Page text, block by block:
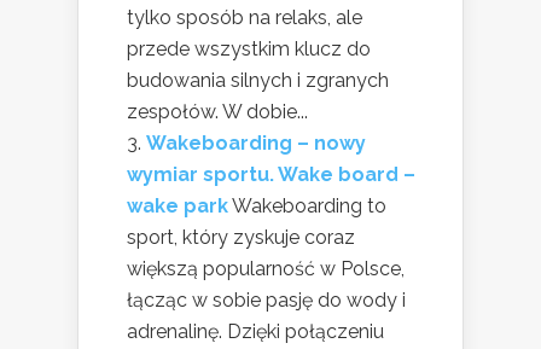
tylko sposób na relaks, ale
przede wszystkim klucz do
budowania silnych i zgranych
zespołów. W dobie...
Wakeboarding – nowy
wymiar sportu. Wake board –
wake parkWakeboarding to
sport, który zyskuje coraz
większą popularność w Polsce,
łącząc w sobie pasję do wody i
adrenalinę. Dzięki połączeniu